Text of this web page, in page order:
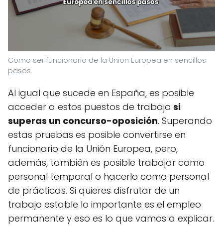
Como ser funcionario de la Union Europea en sencillos
pasos
Al igual que sucede en España, es posible
acceder a estos puestos de trabajo si
superas un concurso-oposición. Superando
estas pruebas es posible convertirse en
funcionario de la Unión Europea, pero,
además, también es posible trabajar como
personal temporal o hacerlo como personal
de prácticas. Si quieres disfrutar de un
trabajo estable lo importante es el empleo
permanente y eso es lo que vamos a explicar.